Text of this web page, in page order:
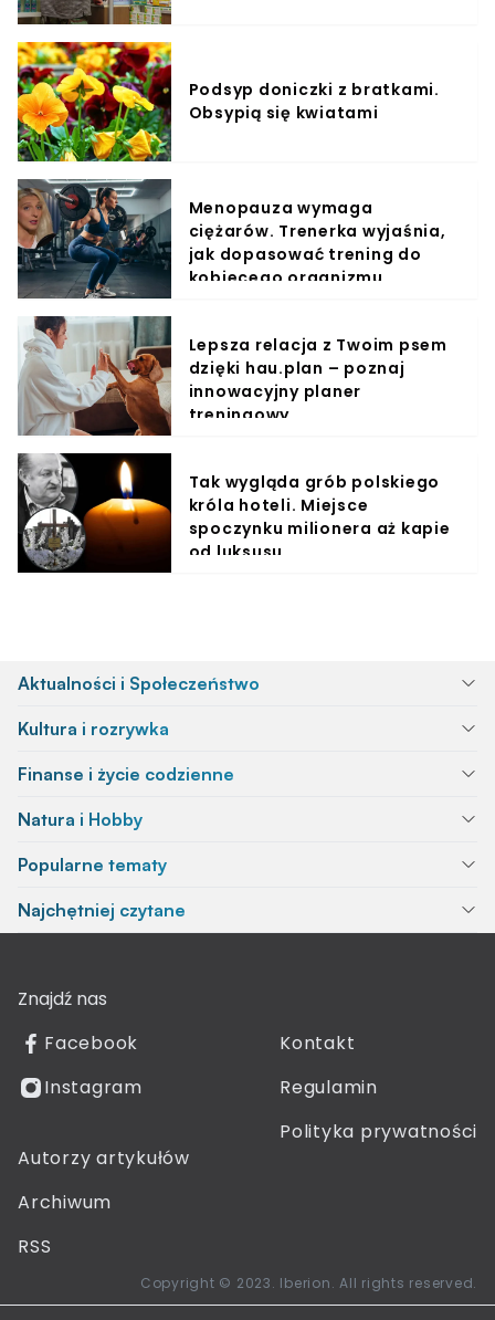
Podsyp doniczki z bratkami.
Obsypią się kwiatami
Menopauza wymaga
ciężarów. Trenerka wyjaśnia,
jak dopasować trening do
kobiecego organizmu
Lepsza relacja z Twoim psem
dzięki hau.plan – poznaj
innowacyjny planer
treningowy
Tak wygląda grób polskiego
króla hoteli. Miejsce
spoczynku milionera aż kapie
od luksusu
Aktualności i Społeczeństwo
Kultura i rozrywka
Finanse i życie codzienne
Natura i Hobby
Popularne tematy
Najchętniej czytane
Znajdź nas
Facebook
Instagram
Kontakt
Regulamin
Polityka prywatności
Autorzy artykułów
Archiwum
RSS
Copyright © 2023. Iberion. All rights reserved.